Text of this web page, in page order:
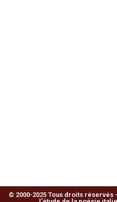
© 2000-2025 Tous droits